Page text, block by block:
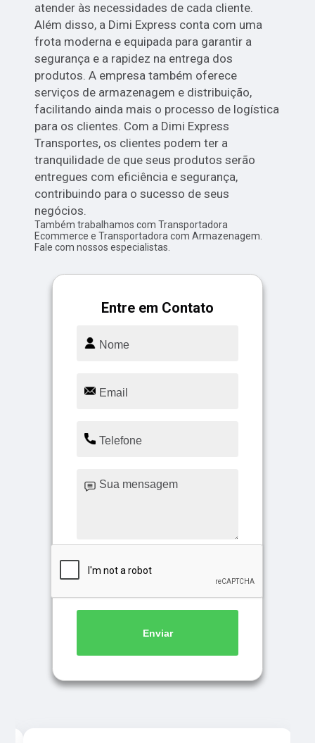
atender às necessidades de cada cliente.
Além disso, a Dimi Express conta com uma
frota moderna e equipada para garantir a
segurança e a rapidez na entrega dos
produtos. A empresa também oferece
serviços de armazenagem e distribuição,
facilitando ainda mais o processo de logística
para os clientes. Com a Dimi Express
Transportes, os clientes podem ter a
tranquilidade de que seus produtos serão
entregues com eficiência e segurança,
contribuindo para o sucesso de seus
negócios.
Também trabalhamos com Transportadora
Ecommerce e Transportadora com Armazenagem.
Fale com nossos especialistas.
Entre em Contato
Enviar